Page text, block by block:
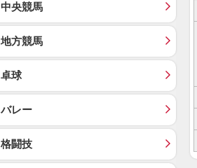
中央競馬
地方競馬
卓球
バレー
格闘技